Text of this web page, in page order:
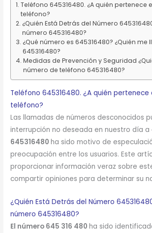
Teléfono 645316480. ¿A quién pertenece
teléfono?
¿Quién Está Detrás del Número
número 645316480?
¿Qué número es 645316480? ¿Quién me
645316480?
Medidas de Prevención y Seguridad
número de teléfono 645316480?
Teléfono 645316480. ¿A quién
teléfono?
Las llamadas de números desconocidos
interrupción no deseada en nuestro día a
645316480ha sido motivo de
preocupación entre los usuarios. Este
proporcionar información veraz sobre
compartir opiniones para determinar su
¿Quién Está Detrás del Número
número 645316480?
El número 645 316 480ha sido